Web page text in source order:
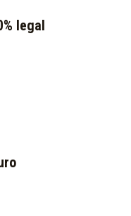
legal